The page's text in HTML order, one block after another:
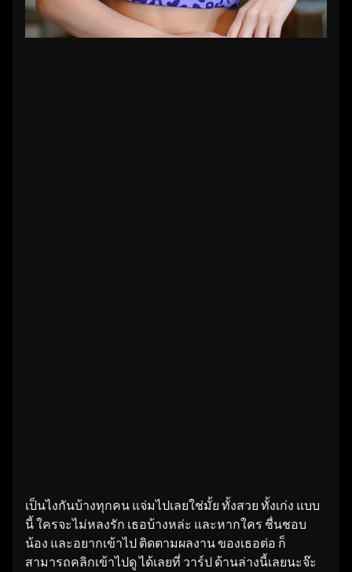
เป็นไงกันบ้างทุกคน แจ่มไปเลยใช่มั้ย ทั้งสวย ทั้งเก่ง แบบ
นี้ ใครจะไม่หลงรัก เธอบ้างหล่ะ และหากใคร ชื่นชอบ
น้อง และอยากเข้าไป ติดตามผลงาน ของเธอต่อ ก็
สามารถคลิกเข้าไปดู ได้เลยที่ วาร์ป ด้านล่างนี้เลยนะจ๊ะ